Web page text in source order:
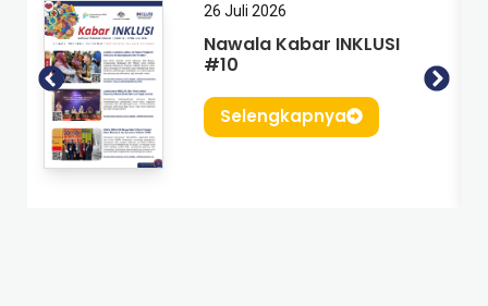
26 Juli 2026
Nawala Kabar INKLUSI
#10
Selengkapnya